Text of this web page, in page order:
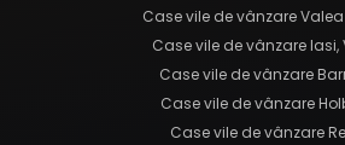
Case vile de vânzare
Case vile de vânzare Iasi,
Case vile de vânzare
Case vile de vânzare
Case vile de vânzare